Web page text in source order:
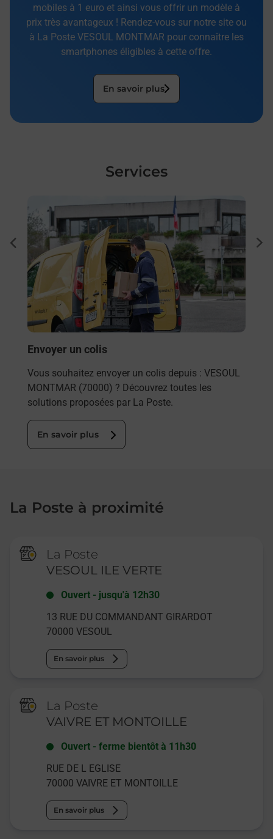
mobiles à 1 euro et ainsi vous offrir un modèle à
prix très avantageux ! Rendez-vous sur notre site ou
à La Poste VESOUL MONTMAR pour connaître les
smartphones éligibles à cette offre.
En savoir plus
Services
Envoyer un colis
Vous souhaitez envoyer un colis depuis : VESOUL
MONTMAR (70000) ? Découvrez toutes les
solutions proposées par La Poste.
En savoir plus
La Poste à proximité
La Poste
VESOUL ILE VERTE
Ouvert - jusqu'à 12h30
13 RUE DU COMMANDANT GIRARDOT
70000 VESOUL
En savoir plus
La Poste
VAIVRE ET MONTOILLE
Ouvert -ferme bientôt à 11h30
RUE DE L EGLISE
70000 VAIVRE ET MONTOILLE
En savoir plus